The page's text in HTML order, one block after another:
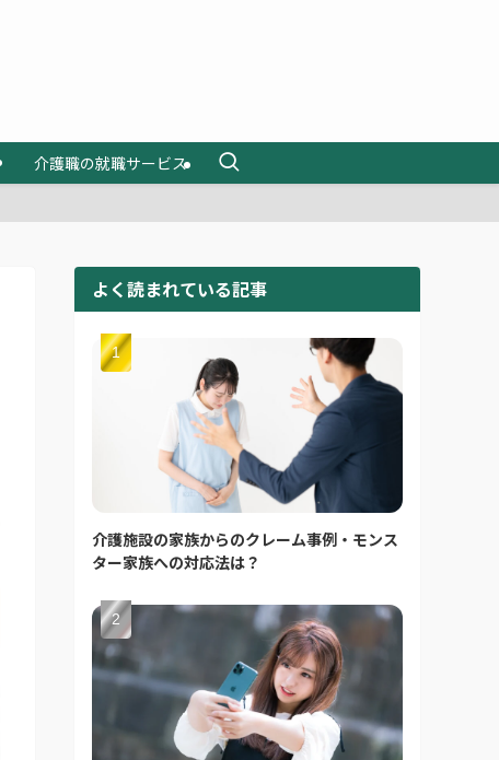
介護職の就職サービス
よく読まれている記事
介護施設の家族からのクレーム事例・モンス
ター家族への対応法は？